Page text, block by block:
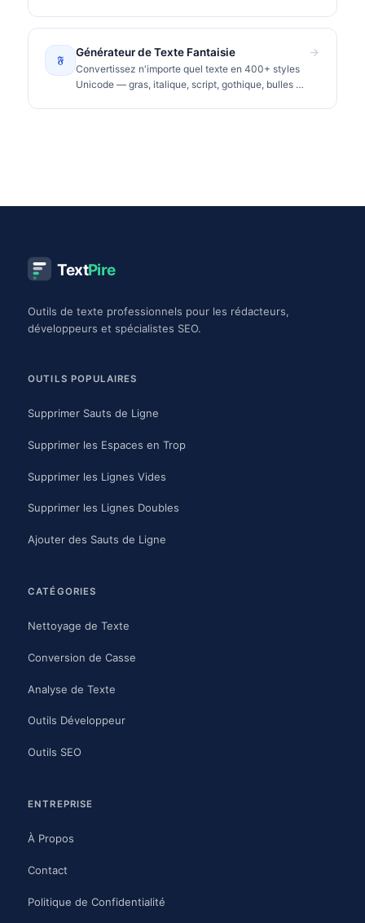
𝔉
Générateur de Texte Fantaisie
Convertissez n'importe quel texte en 400+ styles
Unicode — gras, italique, script, gothique, bulles et
TextPire
Outils de texte professionnels pour les rédacteurs,
développeurs et spécialistes SEO.
OUTILS POPULAIRES
Supprimer Sauts de Ligne
Supprimer les Espaces en Trop
Supprimer les Lignes Vides
Supprimer les Lignes Doubles
Ajouter des Sauts de Ligne
CATÉGORIES
Nettoyage de Texte
Conversion de Casse
Analyse de Texte
Outils Développeur
Outils SEO
ENTREPRISE
À Propos
Contact
Politique de Confidentialité